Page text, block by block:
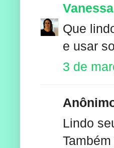
Que
e usar
3 de
Lindo